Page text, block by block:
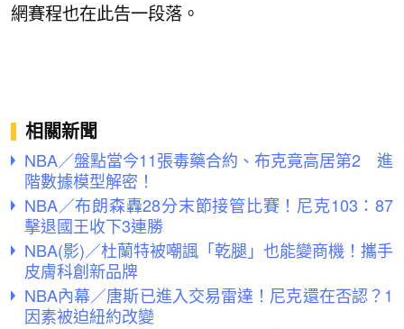
網賽程也在此告一段落。
相關新聞
NBA／盤點當今11張毒藥合約、布克竟高居第2 進
階數據模型解密！
NBA／布朗森轟28分末節接管比賽！尼克103：87
擊退國王收下3連勝
NBA(影)／杜蘭特被嘲諷「乾腿」也能變商機！攜手
皮膚科創新品牌
NBA內幕／唐斯已進入交易雷達！尼克還在否認？1
因素被迫紐約改變